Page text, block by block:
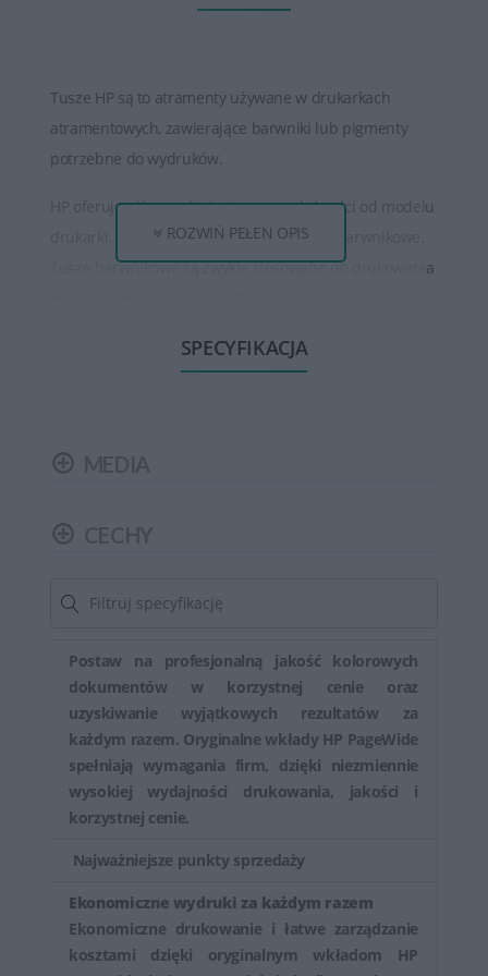
Tusze HP są to atramenty używane w drukarkach
atramentowych, zawierające barwniki lub pigmenty
potrzebne do wydruków.
HP oferuje różne rodzaje tuszy, w zależności od modelu
drukarki. Istnieją tusze pigmentowe oraz barwnikowe.
Tusze barwnikowe są zwykle stosowane do drukowania
światło, co sprawia, że są idealne do drukowania
standardowych po bardziej wydajne. Większa
wydrukowanych stron. Modele o większej wydajności
wyraźne teksty, ostre linie i naturalne kolory.
Zapewniają one trwałość wydruków, która utrzymuje się
przez długi czas.
HP stawia na jakość i zabezpieczenia swoich
produktów. Tusze HP zostały opracowane w taki
uszkodzeń mechanicznych i zapychania dysz.
Aby zapewnić optymalne działanie drukarki, zaleca się
stosowanie oryginalnych tuszy HP. Oryginalne tusze są
ROZWIŃ PEŁEN OPIS
SPECYFIKACJA
Postaw na profesjonalną jakość kolorowych
dokumentów w korzystnej cenie oraz
uzyskiwanie wyjątkowych rezultatów za
każdym razem. Oryginalne wkłady HP PageWide
spełniają wymagania firm, dzięki niezmiennie
wysokiej wydajności drukowania, jakości i
korzystnej cenie.
Najważniejsze punkty sprzedaży
Ekonomiczne wydruki za każdym razem
Ekonomiczne drukowanie i łatwe zarządzanie
kosztami dzięki oryginalnym wkładom HP